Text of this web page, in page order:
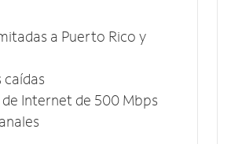
a Puerto Rico y
caídas
Internet de 500 Mbps